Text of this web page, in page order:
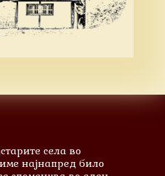
села во
најнапред било